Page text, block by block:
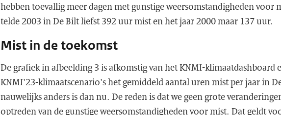
hebben toevallig meer dagen met gunstige weersomstandigheden voor
telde 2003 in De Bilt liefst 392 uur mist en het jaar 2000 maar 137 uur.
Mist in de toekomst
De grafiek in afbeelding 3 is afkomstig van het KNMI-klimaatdashboard
KNMI'23-klimaatscenario's het gemiddeld aantal uren mist per jaar in
nauwelijks anders is dan nu. De reden is dat we geen grote
optreden van de gunstige weersomstandigheden voor mist. Dat geldt